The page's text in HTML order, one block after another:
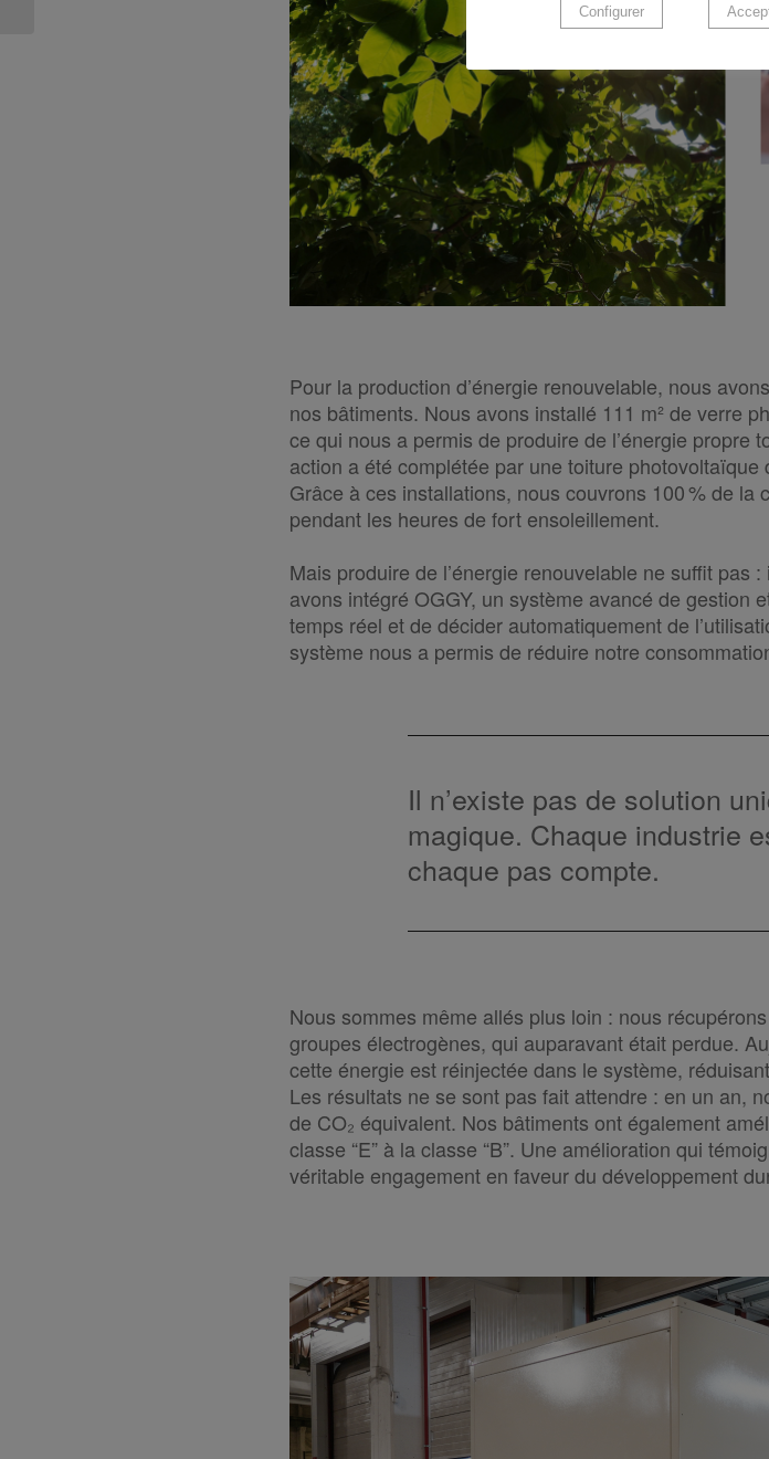
Pour la production d’énergie renouvelable, nous
nos bâtiments. Nous avons installé 111 m² de verre
ce qui nous a permis de produire de l’énergie propre
action a été complétée par une toiture
Grâce à ces installations, nous couvrons 100 % de
pendant les heures de fort ensoleillement.
Mais produire de l’énergie renouvelable ne suffit pas
avons intégré OGGY, un système avancé de gestion
temps réel et de décider automatiquement de
système nous a permis de réduire notre
Il n’existe pas de solution
magique. Chaque industrie
chaque pas compte.
Nous sommes même allés plus loin : nous
groupes électrogènes, qui auparavant était perdue.
cette énergie est réinjectée dans le système,
Les résultats ne se sont pas fait attendre : en un an,
de CO₂ équivalent. Nos bâtiments ont également
classe “E” à la classe “B”. Une amélioration qui
véritable engagement en faveur du développement
Configurer